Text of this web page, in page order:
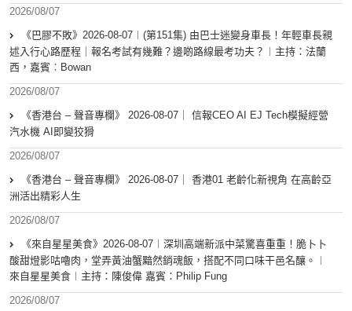
2026/08/07
《巴膠不敗》2026-08-07︱(第151集) 由巴士迷變身車長！年輕車長親
述入行心路歷程｜報名考試有幾難？邊啲路線最考功夫？︱主持：法蘭
西，嘉賓︰Bowan
2026/08/07
《香港台 – 聲音專欄》 2026-08-07｜ 信報CEO AI EJ Tech模擬經營
汽水機 AI即變狡猾
2026/08/07
《香港台 – 聲音專欄》 2026-08-07｜ 香港01 老齡化新視角 在高齡亞
洲活出精彩人生
2026/08/07
《來自星星美食》2026-08-07︱深圳高端新派中菜驚喜重重！脆卜卜
酸甜燈影咕嚕肉，堂弄黃油蟹黯然銷魂飯，搭配不同口味干邑名釀。︱
來自星星美食︱主持：陳俊偉 嘉賓：Philip Fung
2026/08/07